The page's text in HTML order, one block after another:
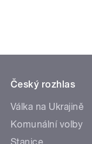
Český rozhlas
Válka na Ukrajině
Komunální volby